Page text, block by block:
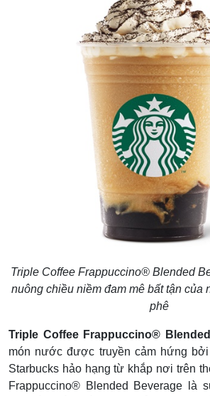
Triple Coffee Frappuccino® Blended
nuông chiều niềm đam mê bất tận của
phê
Triple Coffee Frappuccino®
món nước được truyền cảm hứng
Starbucks hảo hạng từ khắp nơi trên
Frappuccino® Blended Beverage là